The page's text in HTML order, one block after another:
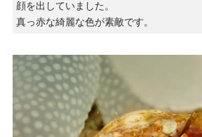
顔を出していました。
真っ赤な綺麗な色が素敵です。